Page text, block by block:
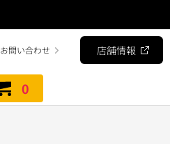
お問い合わせ 店舗情報
0